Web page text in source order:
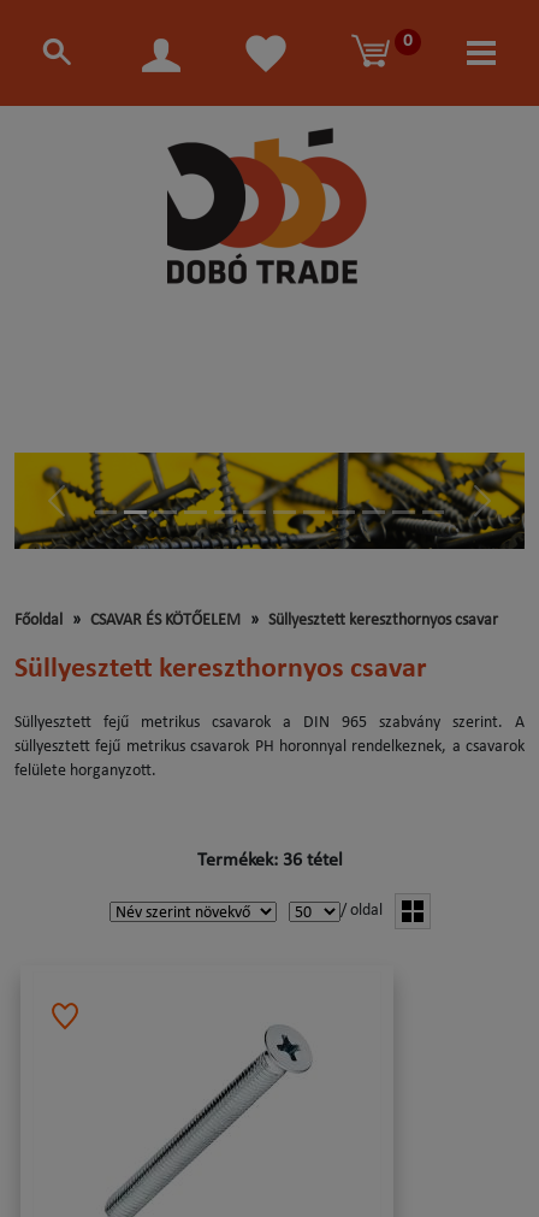
0
Előző
Főoldal CSAVAR ÉS KÖTŐELEM Süllyesztett kereszthornyos csavar
Süllyesztett kereszthornyos csavar
Süllyesztett fejű metrikus csavarok a DIN 965 szabvány szerint. A
süllyesztett fejű metrikus csavarok PH horonnyal rendelkeznek, a csavarok
felülete horganyzott.
Termékek: 36 tétel
/ oldal